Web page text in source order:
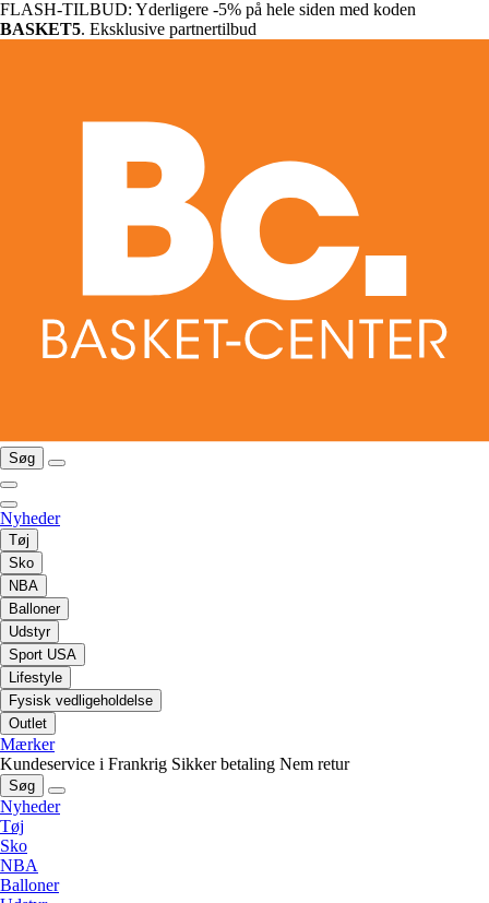
FLASH-TILBUD: Yderligere -5% på hele siden med koden
BASKET5. Eksklusive partnertilbud
Søg
Nyheder
Tøj
Sko
NBA
Balloner
Udstyr
Sport USA
Lifestyle
Fysisk vedligeholdelse
Outlet
Mærker
Kundeservice i Frankrig Sikker betaling Nem retur
Søg
Nyheder
Tøj
Sko
NBA
Balloner